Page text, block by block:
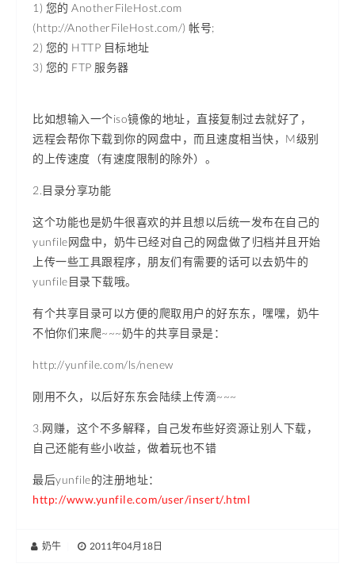
1) 您的 AnotherFileHost.com
(http://AnotherFileHost.com/) 帐号;
2) 您的 HTTP 目标地址
3) 您的 FTP 服务器
比如想输入一个iso镜像的地址，直接复制过去就好了，
远程会帮你下载到你的网盘中，而且速度相当快，M级别
的上传速度（有速度限制的除外）。
2.目录分享功能
这个功能也是奶牛很喜欢的并且想以后统一发布在自己的
yunfile网盘中，奶牛已经对自己的网盘做了归档并且开始
上传一些工具跟程序，朋友们有需要的话可以去奶牛的
yunfile目录下载哦。
有个共享目录可以方便的爬取用户的好东东，嘿嘿，奶牛
不怕你们来爬~~~奶牛的共享目录是：
http://yunfile.com/ls/nenew
刚用不久，以后好东东会陆续上传滴~~~
3.网赚，这个不多解释，自己发布些好资源让别人下载，
自己还能有些小收益，做着玩也不错
最后yunfile的注册地址：
http://www.yunfile.com/user/insert/.html
奶牛 2011年04月18日